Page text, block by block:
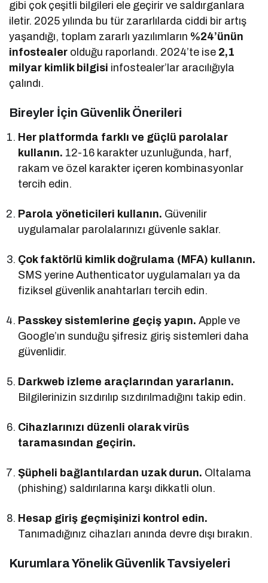
gibi çok çeşitli bilgileri ele geçirir ve saldırganlara
iletir. 2025 yılında bu tür zararlılarda ciddi bir artış
yaşandığı, toplam zararlı yazılımların %24’ünün
infostealer olduğu raporlandı. 2024’te ise 2,1
milyar kimlik bilgisi infostealer’lar aracılığıyla
çalındı.
Bireyler İçin Güvenlik Önerileri
Her platformda farklı ve güçlü parolalar
kullanın. 12-16 karakter uzunluğunda, harf,
rakam ve özel karakter içeren kombinasyonlar
tercih edin.
Parola yöneticileri kullanın. Güvenilir
uygulamalar parolalarınızı güvenle saklar.
Çok faktörlü kimlik doğrulama (MFA) kullanın.
SMS yerine Authenticator uygulamaları ya da
fiziksel güvenlik anahtarları tercih edin.
Passkey sistemlerine geçiş yapın. Apple ve
Google’ın sunduğu şifresiz giriş sistemleri daha
güvenlidir.
Darkweb izleme araçlarından yararlanın.
Bilgilerinizin sızdırılıp sızdırılmadığını takip edin.
Cihazlarınızı düzenli olarak virüs
taramasından geçirin.
Şüpheli bağlantılardan uzak durun. Oltalama
(phishing) saldırılarına karşı dikkatli olun.
Hesap giriş geçmişinizi kontrol edin.
Tanımadığınız cihazları anında devre dışı bırakın.
Kurumlara Yönelik Güvenlik Tavsiyeleri